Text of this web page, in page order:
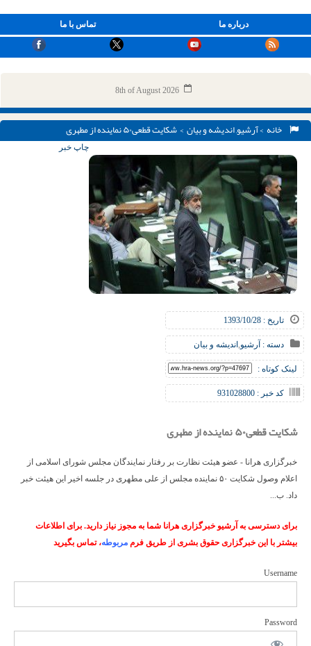
تماس با ما درباره ما
8th of August 2026
خانه >آرشیو,اندیشه و بیان> شکایت قطعی۵۰ نماینده از مطهری
تاریخ : 1393/10/28
دسته : آرشیو,اندیشه و بیان
لینک کوتاه :
کد خبر : 931028800
چاپ خبر
شکایت قطعی۵۰ نماینده از مطهری
خبرگزاری هرانا - عضو هیئت نظارت بر رفتار نمایندگان مجلس شورای اسلامی از
اعلام وصول شکایت ۵۰ نماینده مجلس از علی مطهری در جلسه اخیر این هیئت خبر
داد. ب...
برای دسترسی به آرشیو خبرگزاری هرانا شما به مجوز نیاز دارید. برای اطلاعات
بیشتر با این خبرگزاری حقوق بشری از طریق فرم مربوطه، تماس بگیرید
Username
Password